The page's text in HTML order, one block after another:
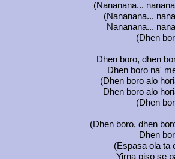
(Nananana...
(Nananana...
Nananana...
(Dhen
Dhen boro, dhen
Dhen boro na'
(Dhen boro alo
Dhen boro alo
(Dhen
(Dhen boro, dhen
Dhen
(Espasa ola ta
Yirna piso se